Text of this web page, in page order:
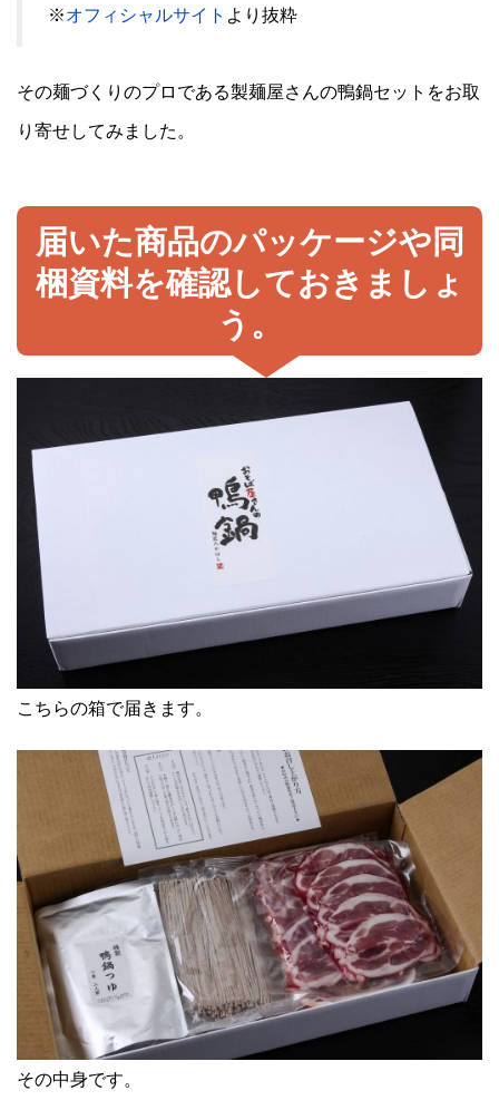
※オフィシャルサイト より抜粋
その麺づくりのプロである製麺屋さんの鴨鍋セットをお取
り寄せしてみました。
届いた商品のパッケージや同
梱資料を確認しておきましょ
う。
こちらの箱で届きます。
その中身です。